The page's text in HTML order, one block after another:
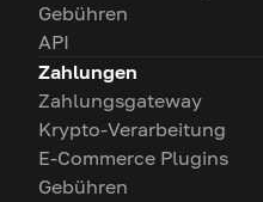
Gebühren
API
Zahlungen
Zahlungsgateway
Krypto-Verarbeitung
E-Commerce Plugins
Gebühren